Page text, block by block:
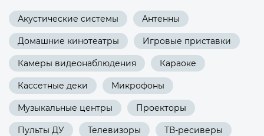
Акустические системы Антенны
Домашние кинотеатры Игровые приставки
Камеры видеонаблюдения Караоке
Кассетные деки Микрофоны
Музыкальные центры Проекторы
Пульты ДУ Телевизоры ТВ-ресиверы